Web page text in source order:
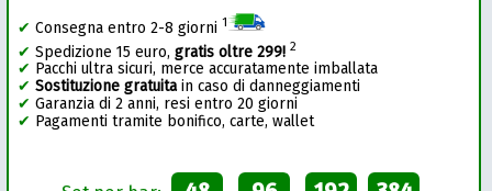
✔ Consegna entro 2-8 giorni 1
✔ Spedizione 15 euro,gratis oltre 299! 2
✔ Pacchi ultra sicuri, merce accuratamente imballata
✔ Sostituzione gratuitain caso di danneggiamenti
✔ Garanzia di 2 anni, resi entro 20 giorni
✔ Pagamenti tramite bonifico, carte, wallet